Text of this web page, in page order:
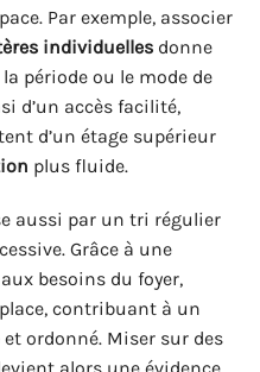
Par exemple, associer
individuelles donne
période ou le mode de
d’un accès facilité,
d’un étage supérieur
plus fluide.
aussi par un tri régulier
Grâce à une
besoins du foyer,
contribuant à un
ordonné. Miser sur des